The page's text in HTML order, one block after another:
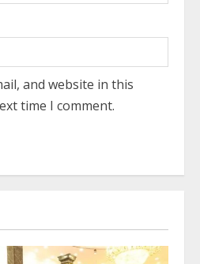
and website in this
time I comment.